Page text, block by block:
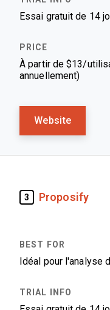
Essai gratuit de 14
À partir de $13/
annuellement)
Website
3 Proposify
Idéal pour l'analyse